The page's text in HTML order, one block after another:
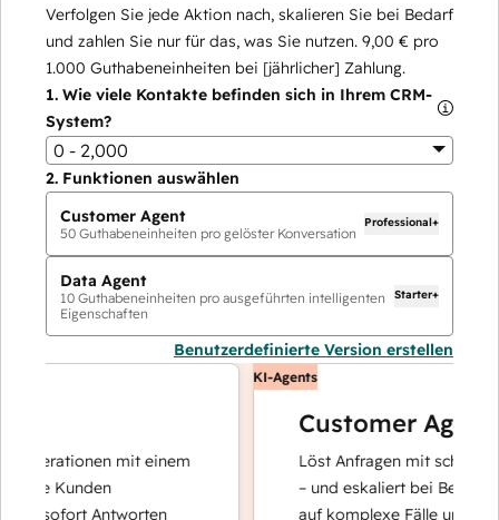
Verfolgen Sie jede Aktion nach, skalieren Sie bei Bedarf
und zahlen Sie nur für das, was Sie nutzen. 9,00 € pro
1.000 Guthabeneinheiten bei [jährlicher] Zahlung.
1. Wie viele Kontakte befinden sich in Ihrem CRM-
System?
0 - 2,000
2. Funktionen auswählen
Customer Agent
50 Guthabeneinheiten pro gelöster Konversation
Professional+
Data Agent
10 Guthabeneinheiten pro ausgeführten intelligenten
Eigenschaften
Starter+
Benutzerdefinierte Version erstellen
mit einem
Kunden
sofort Antworten
KI-Agents
Customer Agent
Löst Anfragen mit schnellen,
– und eskaliert bei Bedarf,
auf komplexe Fälle und den